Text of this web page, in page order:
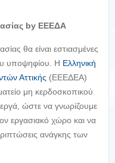
by ΕΕΕΔΑ
θα είναι εστιασμένες
υποψηφίου. Η Ελληνική
Αττικής (ΕΕΕΔΕΑ)
μη κερδοσκοπικού
ώστε να γνωρίζουμε
εργασιακό χώρο και να
ανάγκης των